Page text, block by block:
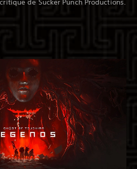
de Sucker Punch Productions.